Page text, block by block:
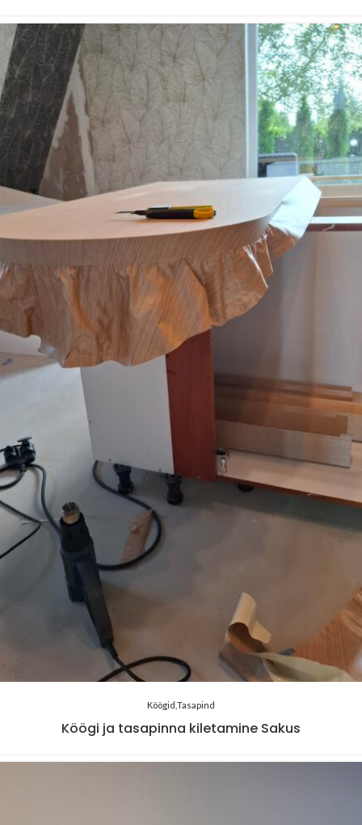
Köögid Tasapind
Köögi ja tasapinna kiletamine Sakus